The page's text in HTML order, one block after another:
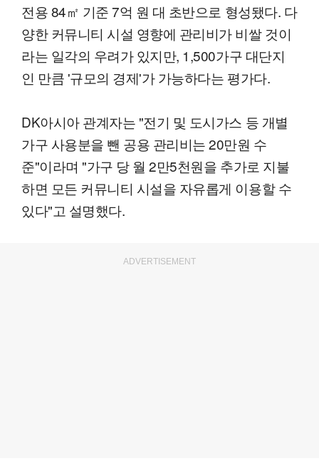
전용 84㎡ 기준 7억 원 대 초반으로 형성됐다. 다
양한 커뮤니티 시설 영향에 관리비가 비쌀 것이
라는 일각의 우려가 있지만, 1,500가구 대단지
인 만큼 '규모의 경제'가 가능하다는 평가다.
DK아시아 관계자는 "전기 및 도시가스 등 개별
가구 사용분을 뺀 공용 관리비는 20만원 수
준"이라며 "가구 당 월 2만5천원을 추가로 지불
하면 모든 커뮤니티 시설을 자유롭게 이용할 수
있다"고 설명했다.
ADVERTISEMENT